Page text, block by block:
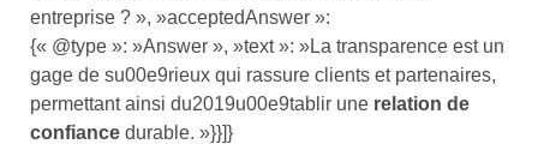
entreprise ? », »acceptedAnswer »:
{« @type »: »Answer », »text »: »La transparence est un
gage de su00e9rieux qui rassure clients et partenaires,
permettant ainsi du2019u00e9tablir une relation de
confiance durable. »}}]}